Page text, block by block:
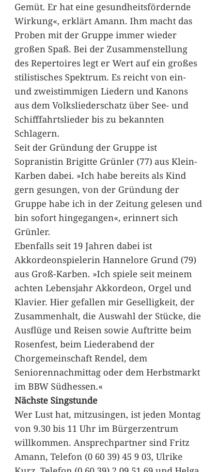
Gemüt. Er hat eine gesundheitsfördernde
Wirkung«, erklärt Amann. Ihm macht das
Proben mit der Gruppe immer wieder
großen Spaß. Bei der Zusammenstellung
des Repertoires legt er Wert auf ein großes
stilistisches Spektrum. Es reicht von ein-
und zweistimmigen Liedern und Kanons
aus dem Volksliederschatz über See- und
Schifffahrtslieder bis zu bekannten
Schlagern.
Seit der Gründung der Gruppe ist
Sopranistin Brigitte Grünler (77) aus Klein-
Karben dabei. »Ich habe bereits als Kind
gern gesungen, von der Gründung der
Gruppe habe ich in der Zeitung gelesen und
bin sofort hingegangen«, erinnert sich
Grünler.
Ebenfalls seit 19 Jahren dabei ist
Akkordeonspielerin Hannelore Grund (79)
aus Groß-Karben. »Ich spiele seit meinem
achten Lebensjahr Akkordeon, Orgel und
Klavier. Hier gefallen mir Geselligkeit, der
Zusammenhalt, die Auswahl der Stücke, die
Ausflüge und Reisen sowie Auftritte beim
Rosenfest, beim Liederabend der
Chorgemeinschaft Rendel, dem
Seniorennachmittag oder dem Herbstmarkt
im BBW Südhessen.«
Nächste Singstunde
Wer Lust hat, mitzusingen, ist jeden Montag
von 9.30 bis 11 Uhr im Bürgerzentrum
willkommen. Ansprechpartner sind Fritz
Amann, Telefon (0 60 39) 45 9 03, Ulrike